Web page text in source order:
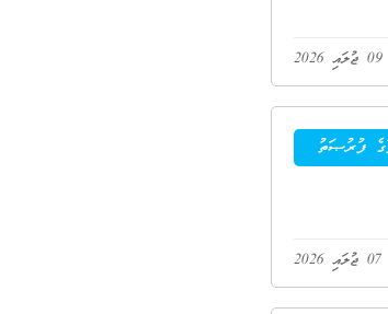
ފުރުޞަތު